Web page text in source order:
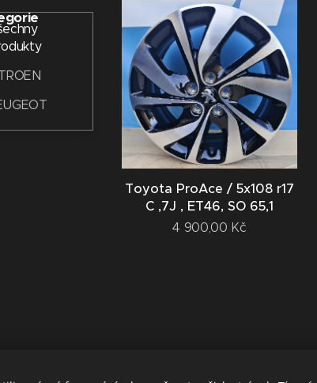
Toyota ProAce / 5x108 r17
C ,7J , ET46, SO 65,1
4 900,00 Kč